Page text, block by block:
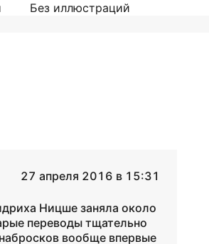
Без иллюстраций
27 апреля 2016 в 15:31
Ницше заняла около
переводы тщательно
вообще впервые